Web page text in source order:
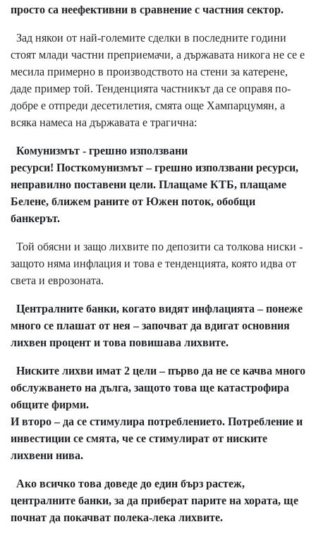
просто са неефективни в сравнение с частния сектор.
Зад някои от най-големите сделки в последните години
стоят млади частни преприемачи, а държавата никога не се е
месила примерно в производството на стени за катерене,
даде пример той. Тенденцията частникът да се оправя по-
добре е отпреди десетилетия, смята още Хампарцумян, а
всяка намеса на държавата е трагична:
Комунизмът - грешно използвани
ресурси! Посткомунизмът – грешно използвани ресурси,
неправилно поставени цели. Плащаме КТБ, плащаме
Белене, ближем раните от Южен поток, обобщи
банкерът.
Той обясни и защо лихвите по депозити са толкова ниски -
защото няма инфлация и това е тенденцията, която идва от
света и еврозоната.
Централните банки, когато видят инфлацията – понеже
много се плашат от нея – започват да вдигат основния
лихвен процент и това повишава лихвите.
Ниските лихви имат 2 цели– първо да не се качва много
обслужването на дълга, защото това ще катастрофира
общите фирми.
И второ – да се стимулира потреблението. Потребление и
инвестиции се смята, че се стимулират от ниските
лихвени нива.
Ако всичко това доведе до един бърз растеж,
централните банки, за да приберат парите на хората, ще
почнат да покачват полека-лека лихвите.